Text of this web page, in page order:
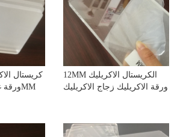
12MM الكريستال الاكريليك
ورقة الاكريليك زجاج الاكريليك